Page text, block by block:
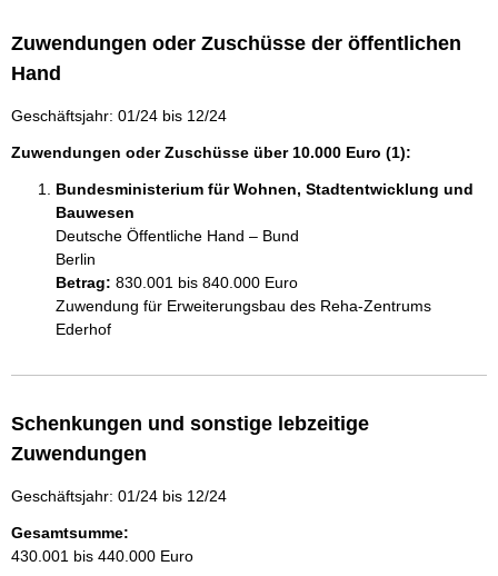
Zuwendungen oder Zuschüsse der öffentlichen
Hand
Geschäftsjahr: 01/24 bis 12/24
Zuwendungen oder Zuschüsse über 10.000 Euro (1):
Bundesministerium für Wohnen, Stadtentwicklung und
Bauwesen
Deutsche Öffentliche Hand – Bund
Berlin
Betrag: 830.001 bis 840.000 Euro
Zuwendung für Erweiterungsbau des Reha-Zentrums
Ederhof
Schenkungen und sonstige lebzeitige
Zuwendungen
Geschäftsjahr: 01/24 bis 12/24
Gesamtsumme:
430.001 bis 440.000 Euro